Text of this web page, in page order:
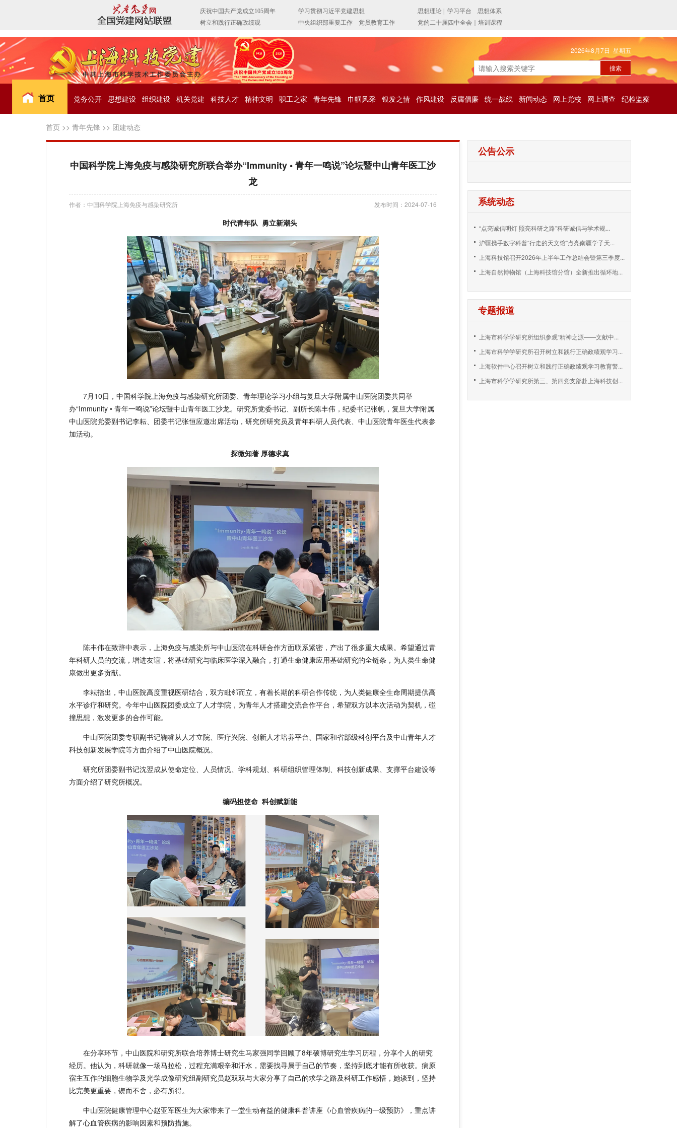
2026年8月7日 星期五
首页 党务公开 思想建设 组织建设 机关党建 科技人才 精神文明 职工之家 青年先锋 巾帼风采 银发之情 作风建设 反腐倡廉 统一战线 新闻动态 网上党校 网上调查 纪检监察
首页 >> 青年先锋 >> 团建动态
中国科学院上海免疫与感染研究所联合举办“Immunity • 青年一鸣说”论坛暨中山青年医工沙
龙
作者：中国科学院上海免疫与感染研究所 发布时间：2024-07-16
时代青年队 勇立新潮头
7月10日，中国科学院上海免疫与感染研究所团委、青年理论学习小组与复旦大学附属中山医院团委共同举
办“Immunity • 青年一鸣说”论坛暨中山青年医工沙龙。研究所党委书记、副所长陈丰伟，纪委书记张帆，复旦大学附属
中山医院党委副书记李耘、团委书记张恒应邀出席活动，研究所研究员及青年科研人员代表、中山医院青年医生代表参
加活动。
探微知著 厚德求真
陈丰伟在致辞中表示，上海免疫与感染所与中山医院在科研合作方面联系紧密，产出了很多重大成果。希望通过青
年科研人员的交流，增进友谊，将基础研究与临床医学深入融合，打通生命健康应用基础研究的全链条，为人类生命健
康做出更多贡献。
李耘指出，中山医院高度重视医研结合，双方毗邻而立，有着长期的科研合作传统，为人类健康全生命周期提供高
水平诊疗和研究。今年中山医院团委成立了人才学院，为青年人才搭建交流合作平台，希望双方以本次活动为契机，碰
撞思想，激发更多的合作可能。
中山医院团委专职副书记鞠睿从人才立院、医疗兴院、创新人才培养平台、国家和省部级科创平台及中山青年人才
科技创新发展学院等方面介绍了中山医院概况。
研究所团委副书记沈翌成从使命定位、人员情况、学科规划、科研组织管理体制、科技创新成果、支撑平台建设等
方面介绍了研究所概况。
编码担使命 科创赋新能
在分享环节，中山医院和研究所联合培养博士研究生马家强同学回顾了8年硕博研究生学习历程，分享个人的研究
经历。他认为，科研就像一场马拉松，过程充满艰辛和汗水，需要找寻属于自己的节奏，坚持到底才能有所收获。病原
宿主互作的细胞生物学及光学成像研究组副研究员赵双双与大家分享了自己的求学之路及科研工作感悟，她谈到，坚持
比完美更重要，锲而不舍，必有所得。
中山医院健康管理中心赵亚军医生为大家带来了一堂生动有益的健康科普讲座《心血管疾病的一级预防》，重点讲
解了心血管疾病的影响因素和预防措施。
公告公示
系统动态
“点亮诚信明灯 照亮科研之路”科研诚信与学术规...
沪疆携手数字科普“行走的天文馆”点亮南疆学子天...
上海科技馆召开2026年上半年工作总结会暨第三季度...
上海自然博物馆（上海科技馆分馆）全新推出循环地...
专题报道
上海市科学学研究所组织参观“精神之源——文献中...
上海市科学学研究所召开树立和践行正确政绩观学习...
上海软件中心召开树立和践行正确政绩观学习教育警...
上海市科学学研究所第三、第四党支部赴上海科技创...